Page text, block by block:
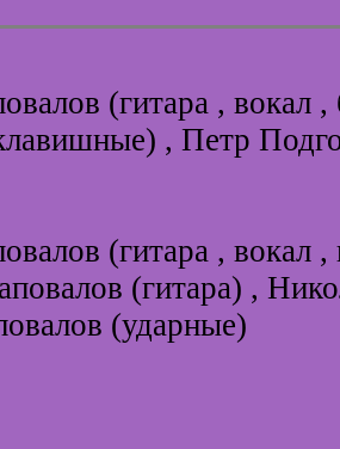
(гитара , вокал
, Петр
(гитара , вокал
(гитара) ,
(ударные)